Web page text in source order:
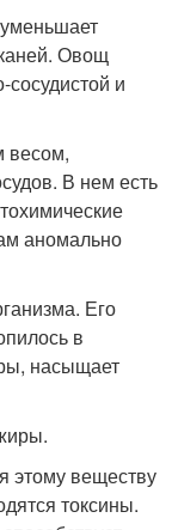
Овощ
сосудистой и
весом,
В нем есть
аномально
Его
в
насыщает
этому веществу
токсины.